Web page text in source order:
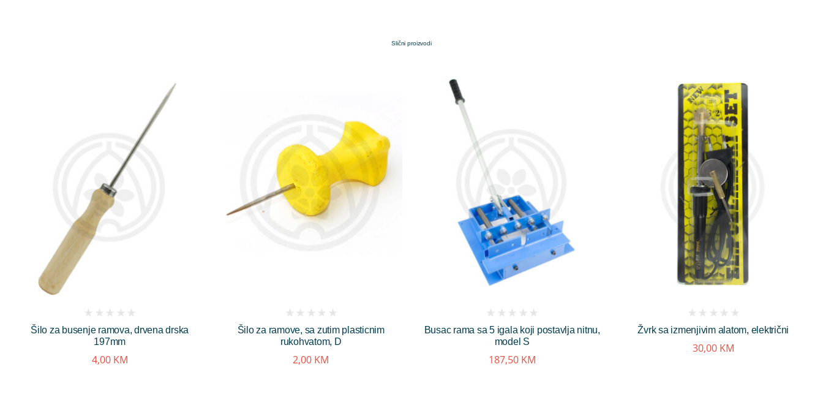
Slični proizvodi
Šilo za busenje ramova, drvena drska
197mm
reviews)
4,00 KM
Šilo za ramove, sa zutim plasticnim
rukohvatom, D
reviews)
2,00 KM
Busac rama sa 5 igala koji postavlja nitnu,
model S
reviews)
187,50 KM
Žvrk sa izmenjivim alatom, električni
reviews)
30,00 KM